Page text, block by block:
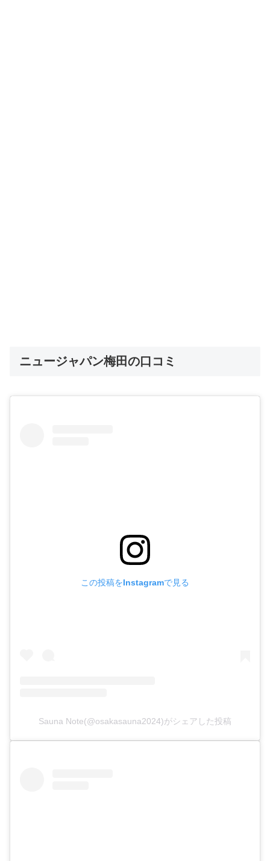
ニュージャパン梅田の口コミ
この投稿をInstagramで見る
Sauna Note(@osakasauna2024)がシェアした投稿